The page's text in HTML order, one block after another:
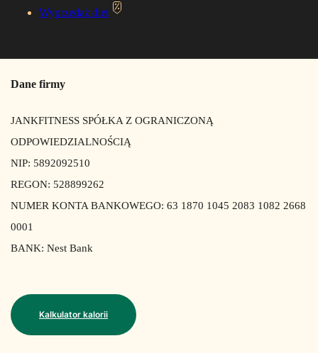
Wyprzedaż diet
Dane firmy
JANKFITNESS SPÓŁKA Z OGRANICZONĄ
ODPOWIEDZIALNOŚCIĄ
NIP: 5892092510
REGON: 528899262
NUMER KONTA BANKOWEGO: 63 1870 1045 2083 1082 2668
0001
BANK: Nest Bank
Kalkulator kalorii